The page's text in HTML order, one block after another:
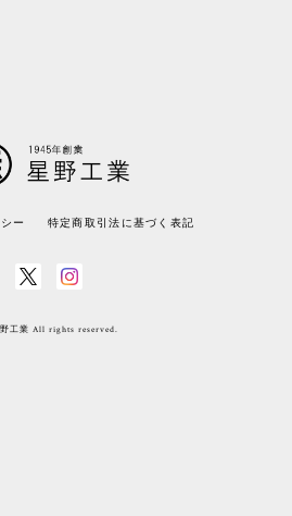
ー 特定商取引法に基づく表記
工業 All rights reserved.